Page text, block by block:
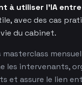
à utiliser l'IA
avec des cas
du cabinet.
masterclass
les intervenants,
et assure le lien